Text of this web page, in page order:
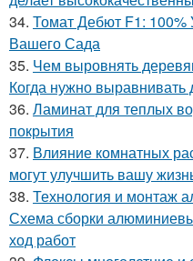
34. Томат Дебют F1: 100%
Вашего Сада
35. Чем выровнять
Когда нужно
36. Ламинат для теплых
покрытия
37. Влияние комнатных
могут улучшить вашу
38. Технология и монтаж
Схема сборки
ход работ